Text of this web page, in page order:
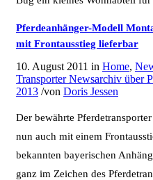
Pferdeanhänger-Modell
mit Frontausstieg lieferbar
10. August 2011 in Home,
Transporter Newsarchiv über
2013 /von Doris Jessen
Der bewährte
nun auch mit einem
bekannten bayerischen
ganz im Zeichen des